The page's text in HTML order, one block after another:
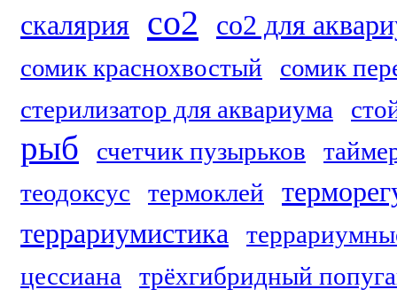
скалярия со2 со2 для
сомик краснохвостый
сомик
стерилизатор для аквариума
рыб счетчик пузырьков
теодоксус
термоклей
террариумистика
цессиана
трёхгибридный